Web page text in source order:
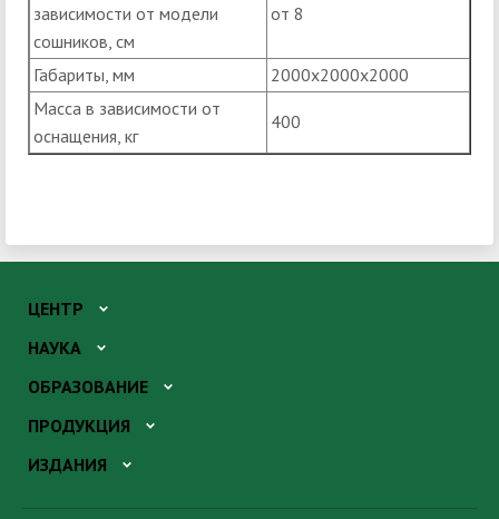
зависимости от модели
сошников, см
от 8
Габариты, мм
2000х2000х2000
Масса в зависимости от
оснащения, кг
400
ЦЕНТР
НАУКА
ОБРАЗОВАНИЕ
ПРОДУКЦИЯ
ИЗДАНИЯ